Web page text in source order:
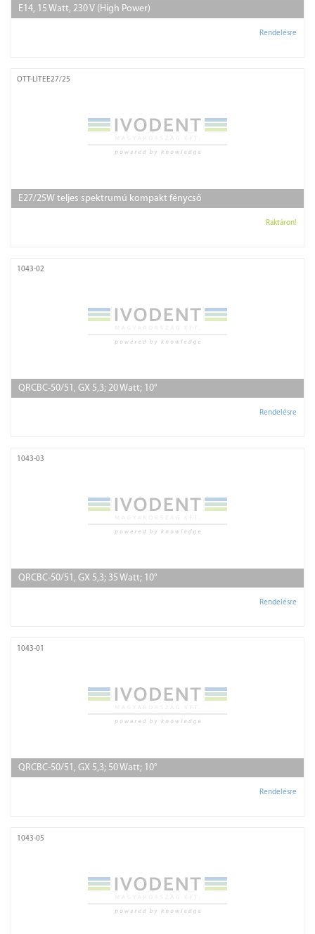
E14, 15 Watt, 230 V (High Power)
Rendelésre
OTT-LITEE27/25
E27/25W teljes spektrumú kompakt fénycső
Raktáron!
1043-02
QRCBC-50/51, GX 5,3; 20 Watt; 10°
Rendelésre
1043-03
QRCBC-50/51, GX 5,3; 35 Watt; 10°
Rendelésre
1043-01
QRCBC-50/51, GX 5,3; 50 Watt; 10°
Rendelésre
1043-05